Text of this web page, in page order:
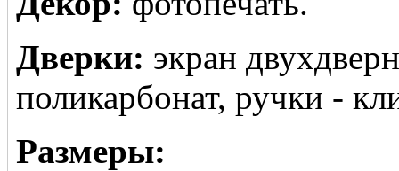
Дверки: экран
поликарбонат, ручки -
Размеры: